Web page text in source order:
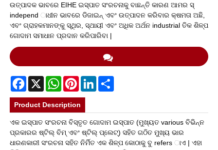
ଉତ୍ପାଦକ ଭାବରେ EIHE ଇସ୍ପାତ ସଂରଚନାକୁ ବାଛନ୍ତି କାରଣ ଆମର ସ୍
independ ାଧୀନ ଭାବରେ ଡିଜାଇନ୍ ଏବଂ ଉତ୍ପାଦନ କରିବାର କ୍ଷମତା ଅଛି,
ଏବଂ ଗ୍ରାହକମାନଙ୍କୁ ସ୍ଥିର, ସ୍ଥାୟୀ ଏବଂ ଅଧିକ ଅର୍ଥନ industrial ତିକ ଶିଳ୍ପ
ଗୋଦାମ ସମାଧାନ ପ୍ରଦାନ କରିପାରିବା |
Facebook
X WhatsAppPinterestLinkedIn
Product Description
ଏକ ଇସ୍ପାତ ସଂରଚନା ବିସ୍ତୃତ ଗୋଦାମ ଇସ୍ପାତ (ମୁଖ୍ୟତ various ବିଭିନ୍ନ
ପ୍ରକାରର ଷ୍ଟିଲ୍ ବିମ୍ ଏବଂ ଷ୍ଟିଲ୍ ପ୍ଲେଟ୍) ସହିତ ଗଠିତ ମୁଖ୍ୟ ଭାର
ଧାରଣକାରୀ ସଂରଚନା ସହିତ ନିର୍ମିତ ଏକ ଶିଳ୍ପ କୋଠାକୁ ବୁ refers ାଏ | ଏହା